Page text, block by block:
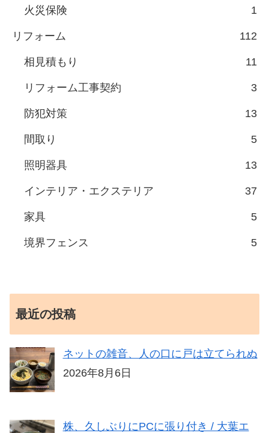
火災保険 1
リフォーム 112
相見積もり 11
リフォーム工事契約 3
防犯対策 13
間取り 5
照明器具 13
インテリア・エクステリア 37
家具 5
境界フェンス 5
最近の投稿
ネットの雑音、人の口に戸は立てられぬ
2026年8月6日
株、久しぶりにPCに張り付き / 大葉エ